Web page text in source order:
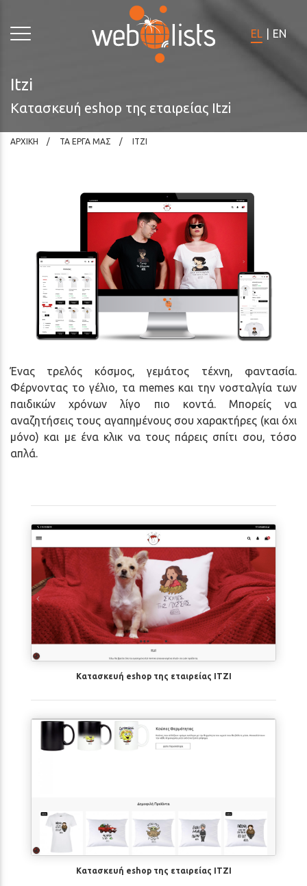
ιστότοπος
σύστημα
προσβασιμότητας.
EL EN
Itzi
Κατασκευή eshop της εταιρείας Itzi
ΑΡΧΙΚΗ ΤΑ ΕΡΓΑ ΜΑΣ ITZI
Ένας τρελός κόσμος, γεμάτος τέχνη, φαντασία.
Φέρνοντας το γέλιο, τα memes και την νοσταλγία των
παιδικών χρόνων λίγο πιο κοντά. Μπορείς να
αναζητήσεις τους αγαπημένους σου χαρακτήρες (και όχι
μόνο) και με ένα κλικ να τους πάρεις σπίτι σου, τόσο
απλά.
Κατασκευή eshop της εταιρείας ITZI
Κατασκευή eshop της εταιρείας ITZI